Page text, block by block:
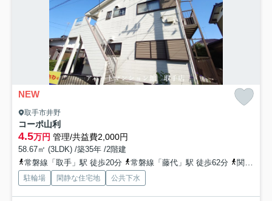
NEW
取手市井野
コーポ山利
4.5万円 管理/共益費2,000円
58.67㎡ (3LDK) /築35年 /2階建
常磐線「取手」駅 徒歩20分
常磐線「藤代」駅 徒歩62分 関東鉄道常総線「西取手」駅 徒歩50分
駐輪場 閑静な住宅地 公共下水